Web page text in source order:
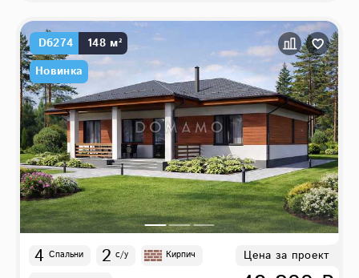
D6274
148 м²
Новинка
4 Спальни 2 с/у Кирпич Цена за проект